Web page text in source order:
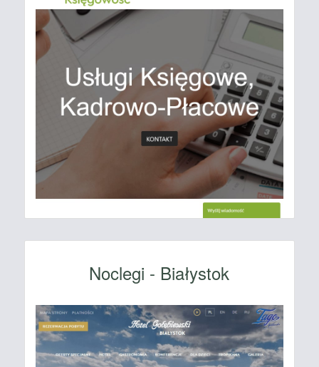
Noclegi - Białystok